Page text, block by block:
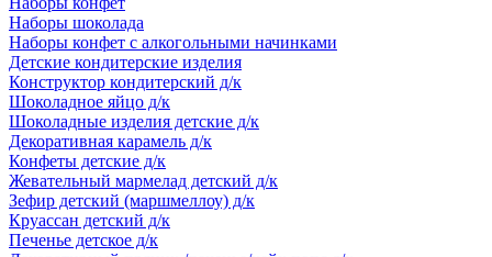
Наборы шоколада
Наборы конфет с алкогольными начинками
Детские кондитерские изделия
Конструктор кондитерский д/к
Шоколадное яйцо д/к
Шоколадные изделия детские д/к
Декоративная карамель д/к
Конфеты детские д/к
Жевательный мармелад детский д/к
Зефир детский (маршмеллоу) д/к
Круассан детский д/к
Печенье детское д/к